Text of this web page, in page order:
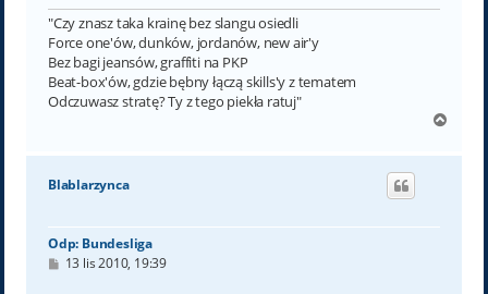
"Czy znasz taka krainę bez slangu osiedli
Force one'ów, dunków, jordanów, new air'y
Bez bagi jeansów, graffiti na PKP
Beat-box'ów, gdzie bębny łączą skills'y z tematem
Odczuwasz stratę? Ty z tego piekła ratuj"
g
Blablarzynca
Odp: Bundesliga
P13 lis 2010, 19:39